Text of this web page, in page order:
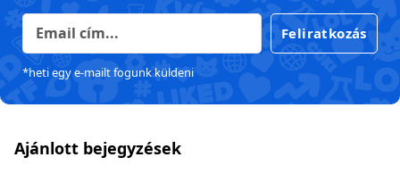
Feliratkozás
*heti egy e-mailt fogunk küldeni
Ajánlott bejegyzések